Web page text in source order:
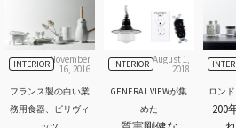
INTERIORNovember
16, 2016
フランス製の白い業
務用食器、ピリヴィ
INTERIOR August 1,
2018
GENERAL VIEWが集
めた
ロン
200